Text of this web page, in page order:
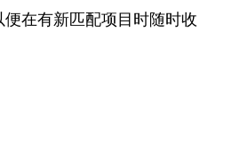
在有新匹配项目时随时收